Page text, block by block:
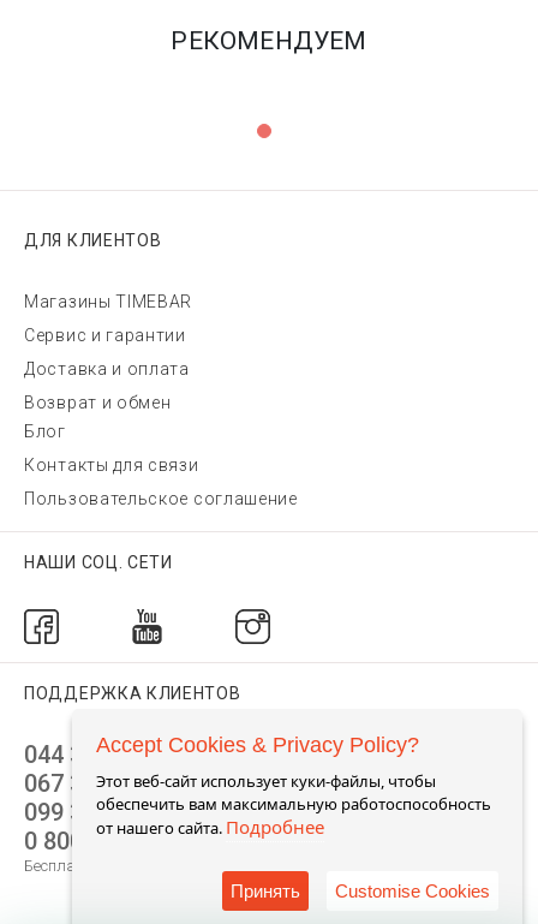
РЕКОМЕНДУЕМ
ДЛЯ КЛИЕНТОВ
Магазины TIMEBAR
Сервис и гарантии
Доставка и оплата
Возврат и обмен
Блог
Контакты для связи
Пользовательское соглашение
НАШИ СОЦ. СЕТИ
ПОДДЕРЖКА КЛИЕНТОВ
044 392 44 45
067 344 14 44 (viber)
099 399 23 80
0 800 305 805
Бесплатно по Украине
Accept Cookies & Privacy Policy?
Этот веб-сайт использует куки-файлы, чтобы
обеспечить вам максимальную работоспособность
от нашего сайта. Подробнее
Принять Customise Cookies